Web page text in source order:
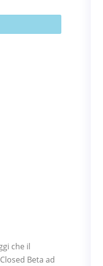
che il
Beta ad